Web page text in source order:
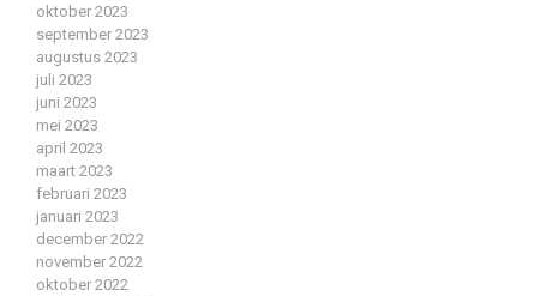
oktober 2023
september 2023
augustus 2023
juli 2023
juni 2023
mei 2023
april 2023
maart 2023
februari 2023
januari 2023
december 2022
november 2022
oktober 2022